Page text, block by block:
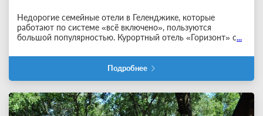
Недорогие семейные отели в Геленджике, которые
работают по системе «всё включено», пользуются
большой популярностью. Курортный отель «Горизонт» с...
Подробнее